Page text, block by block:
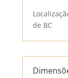
de BC